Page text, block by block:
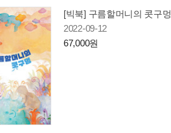
[빅북] 구름할머니의 콧구멍
2022-09-12
67,000원